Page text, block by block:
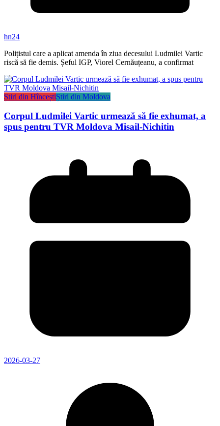
hn24
Polițistul care a aplicat amenda în ziua decesului Ludmilei Vartic
riscă să fie demis. Șeful IGP, Viorel Cernăuțeanu, a confirmat
Știri din HînceștiȘtiri din Moldova
Corpul Ludmilei Vartic urmează să fie exhumat, a
spus pentru TVR Moldova Misail-Nichitin
2026-03-27